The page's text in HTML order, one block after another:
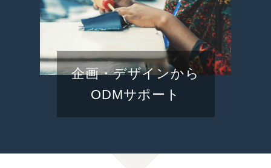
企画・デザインから
ODMサポート